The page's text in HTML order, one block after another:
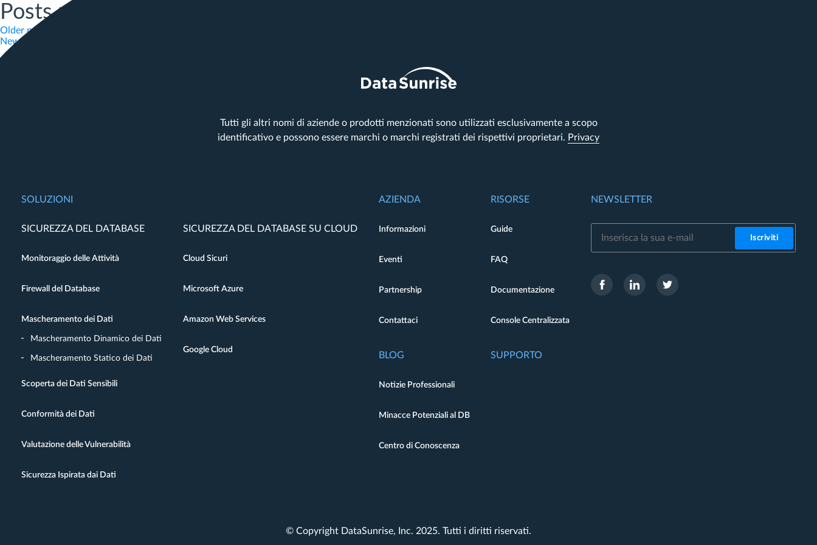
Posts navigation
Older posts
Newer posts
Tutti gli altri nomi di aziende o prodotti menzionati sono utilizzati esclusivamente a scopo
identificativo e possono essere marchi o marchi registrati dei rispettivi proprietari. Privacy
SOLUZIONI
SICUREZZA DEL DATABASE
Monitoraggio delle Attività
Firewall del Database
Mascheramento dei Dati
Mascheramento Dinamico dei Dati
Mascheramento Statico dei Dati
Scoperta dei Dati Sensibili
Conformità dei Dati
Valutazione delle Vulnerabilità
Sicurezza Ispirata dai Dati
SICUREZZA DEL DATABASE SU CLOUD
Cloud Sicuri
Microsoft Azure
Amazon Web Services
Google Cloud
AZIENDA
Informazioni
Eventi
Partnership
Contattaci
BLOG
Notizie Professionali
Minacce Potenziali al DB
Centro di Conoscenza
RISORSE
Guide
FAQ
Documentazione
Console Centralizzata
SUPPORTO
NEWSLETTER
Iscriviti
© Copyright DataSunrise, Inc. 2025. Tutti i diritti riservati.